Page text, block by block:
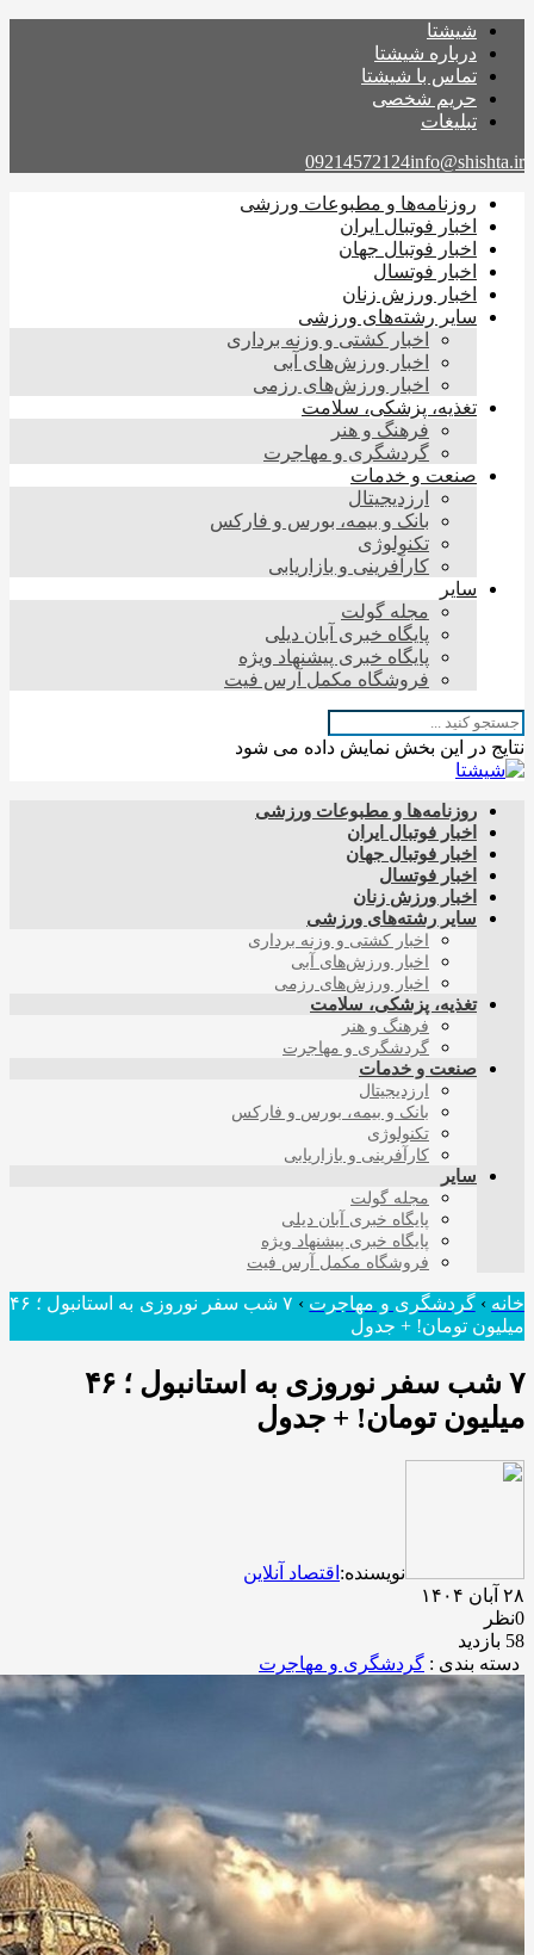
شیشتا
درباره شیشتا
تماس با شیشتا
حریم شخصی
تبلیغات
09214572124info@shishta.ir
روزنامه‌ها و مطبوعات ورزشی
اخبار فوتبال ایران
اخبار فوتبال جهان
اخبار فوتسال
اخبار ورزش زنان
سایر رشته‌های ورزشی
اخبار کشتی و وزنه برداری
اخبار ورزش‌های آبی
اخبار ورزش‌های رزمی
تغذیه، پزشکی، سلامت
فرهنگ و هنر
گردشگری و مهاجرت
صنعت و خدمات
ارزدیجیتال
بانک و بیمه، بورس و فارکس
تکنولوژی
کارآفرینی و بازاریابی
سایر
مجله گولت
پایگاه خبری آبان دیلی
پایگاه خبری پیشنهاد ویژه
فروشگاه مکمل آرس فیت
نتایج در این بخش نمایش داده می شود
روزنامه‌ها و مطبوعات ورزشی
اخبار فوتبال ایران
اخبار فوتبال جهان
اخبار فوتسال
اخبار ورزش زنان
سایر رشته‌های ورزشی
اخبار کشتی و وزنه برداری
اخبار ورزش‌های آبی
اخبار ورزش‌های رزمی
تغذیه، پزشکی، سلامت
فرهنگ و هنر
گردشگری و مهاجرت
صنعت و خدمات
ارزدیجیتال
بانک و بیمه، بورس و فارکس
تکنولوژی
کارآفرینی و بازاریابی
سایر
مجله گولت
پایگاه خبری آبان دیلی
پایگاه خبری پیشنهاد ویژه
فروشگاه مکمل آرس فیت
خانه ›گردشگری و مهاجرت ›
۷ شب سفر نوروزی به استانبول ؛ ۴۶
میلیون تومان! + جدول
۷ شب سفر نوروزی به استانبول ؛ ۴۶
میلیون تومان! + جدول
نویسنده: اقتصاد آنلاین
۲۸ آبان ۱۴۰۴
0نظر
58 بازدید
دسته بندی : گردشگری و مهاجرت